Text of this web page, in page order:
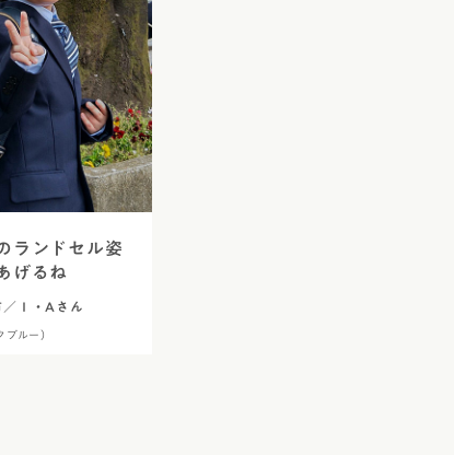
ランドセル姿
げるね
Ｉ・Aさん
ブルー）